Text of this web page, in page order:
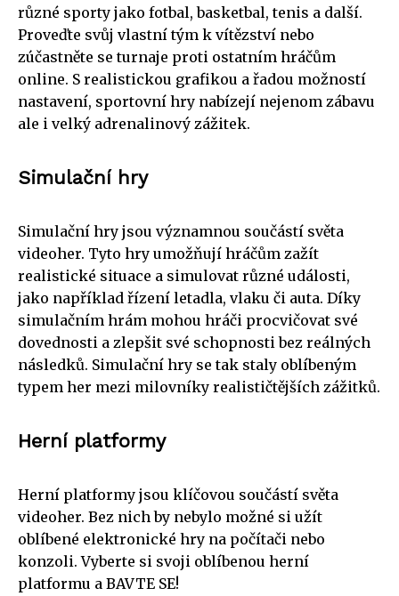
různé sporty jako fotbal, basketbal, tenis a další.
Proveďte svůj vlastní tým k vítězství nebo
zúčastněte se turnaje proti ostatním hráčům
online. S realistickou grafikou a řadou možností
nastavení, sportovní hry nabízejí nejenom zábavu
ale i velký adrenalinový zážitek.
Simulační hry
Simulační hry jsou významnou součástí světa
videoher. Tyto hry umožňují hráčům zažít
realistické situace a simulovat různé události,
jako například řízení letadla, vlaku či auta. Díky
simulačním hrám mohou hráči procvičovat své
dovednosti a zlepšit své schopnosti bez reálných
následků. Simulační hry se tak staly oblíbeným
typem her mezi milovníky realističtějších zážitků.
Herní platformy
Herní platformy jsou klíčovou součástí světa
videoher. Bez nich by nebylo možné si užít
oblíbené elektronické hry na počítači nebo
konzoli. Vyberte si svoji oblíbenou herní
platformu a BAVTE SE!